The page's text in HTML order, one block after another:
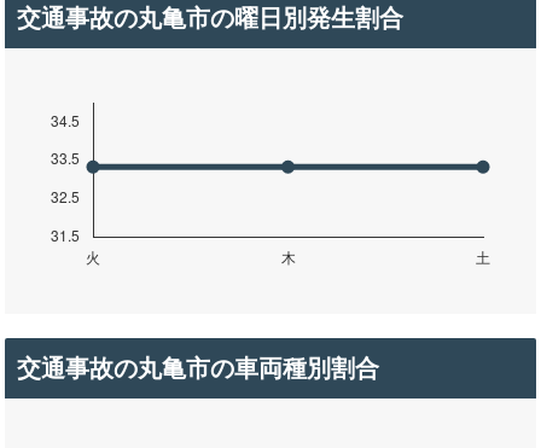
交通事故の丸亀市の曜日別発生割合
交通事故の丸亀市の車両種別割合